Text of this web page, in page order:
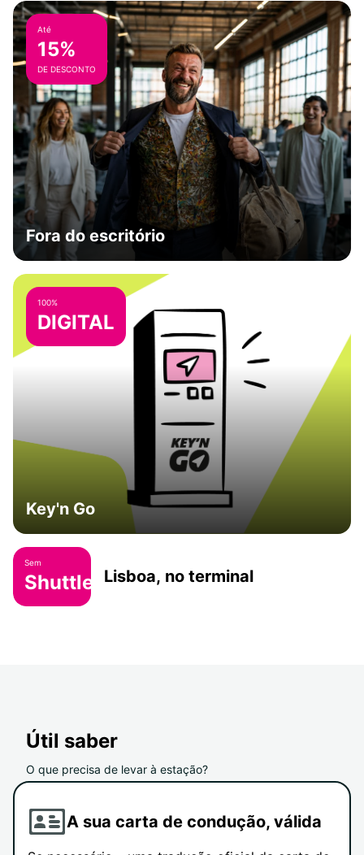
Até
15%
DE DESCONTO
Fora do escritório
100%
DIGITAL
Key'n Go
Sem
Shuttle Lisboa, no terminal
Útil saber
O que precisa de levar à estação?
A sua carta de condução, válida